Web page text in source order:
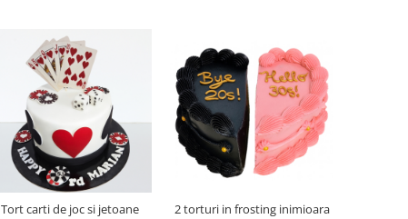
Tort carti de joc si jetoane 2 torturi in frosting inimioara